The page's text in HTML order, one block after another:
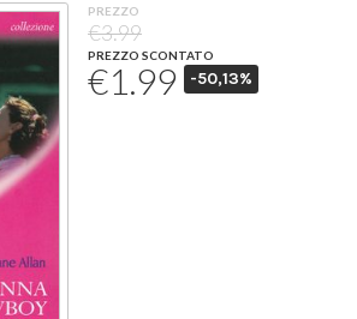
PREZZO
€3.99
PREZZO SCONTATO
€1.99 -50,13%